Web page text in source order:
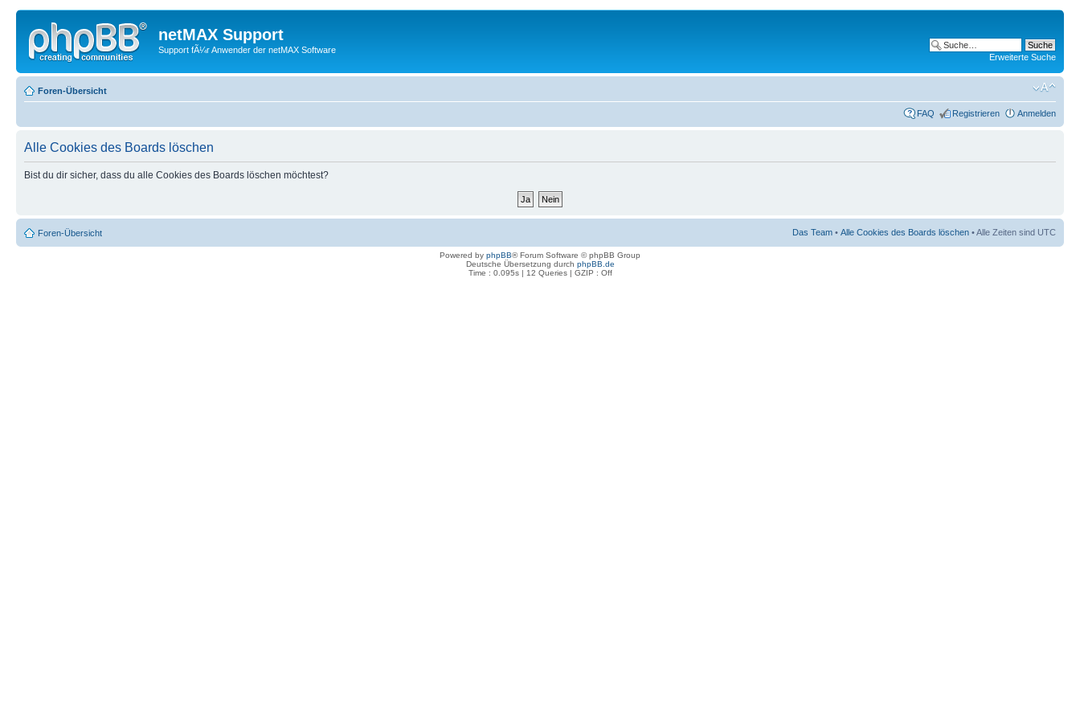
netMAX Support
Support fÃ¼r Anwender der netMAX Software
Erweiterte Suche
Foren-Übersicht
FAQ Registrieren Anmelden
Alle Cookies des Boards löschen
Bist du dir sicher, dass du alle Cookies des Boards löschen möchtest?
Foren-Übersicht Das Team • Alle Cookies des Boards löschen • Alle Zeiten sind UTC
Powered by phpBB® Forum Software © phpBB Group
Deutsche Übersetzung durch phpBB.de
Time : 0.095s | 12 Queries | GZIP : Off